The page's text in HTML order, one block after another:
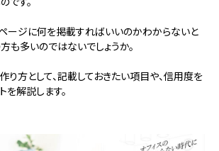
ページに何を掲載すればいいのかわからないと
も多いのではないでしょうか。
り方として、記載しておきたい項目や、信用度を
解説します。